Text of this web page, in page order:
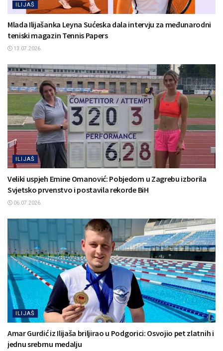
ILIJAŠ
Mlada Ilijašanka Leyna Sućeska dala intervju za međunarodni
teniski magazin Tennis Papers
13.07.2026.
ILIJAŠ
Veliki uspjeh Emine Omanović: Pobjedom u Zagrebu izborila
Svjetsko prvenstvo i postavila rekorde BiH
06.07.2026.
ILIJAŠ
Amar Gurdić iz Ilijaša briljirao u Podgorici: Osvojio pet zlatnih i
jednu srebrnu medalju